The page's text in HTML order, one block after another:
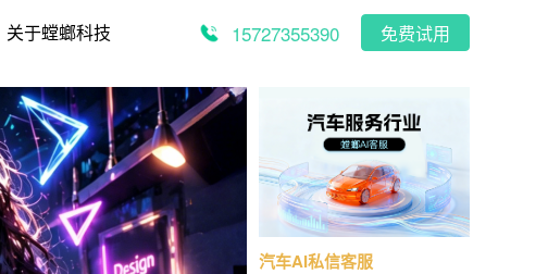
关于螳螂科技 15727355390 免费试用
汽车AI私信客服